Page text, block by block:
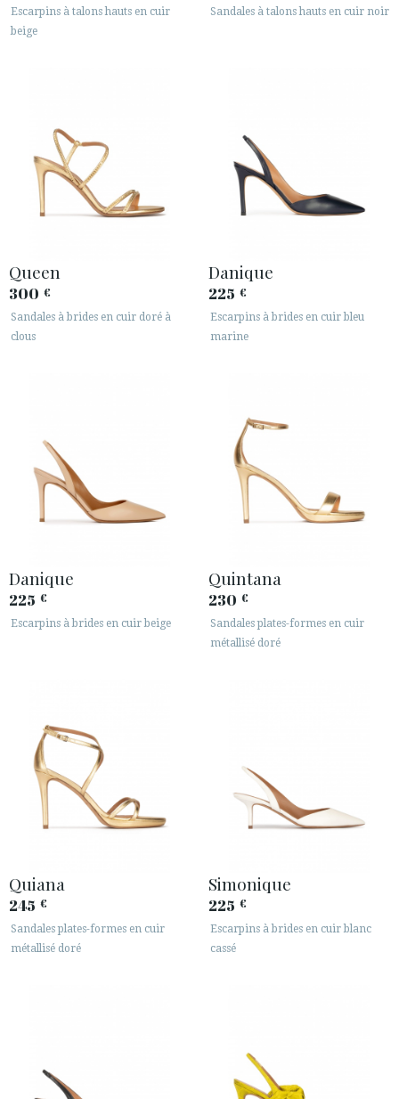
Escarpins à talons hauts en cuir
beige
Sandales à talons hauts en cuir noir
Queen
300 €
Sandales à brides en cuir doré à
clous
Danique
225 €
Escarpins à brides en cuir bleu
marine
Danique
225 €
Escarpins à brides en cuir beige
Quintana
230 €
Sandales plates-formes en cuir
métallisé doré
Quiana
245 €
Sandales plates-formes en cuir
métallisé doré
Simonique
225 €
Escarpins à brides en cuir blanc
cassé